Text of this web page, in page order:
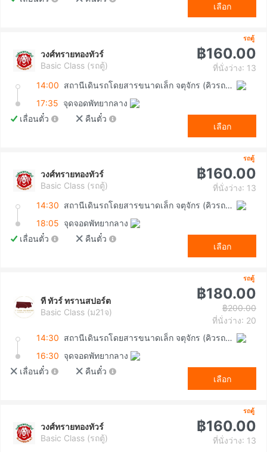
เลือก
รถตู้
วงศ์ทรายทองทัวร์
Basic Class (รถตู้)
฿160.00
ที่นั่งว่าง: 13
14:00
สถานีเดินรถโดยสารขนาดเล็ก จตุจักร (คิวรถตู้หมอชิต 2)
17:35 จุดจอดพัทยากลาง
เลื่อนตั๋ว
คืนตั๋ว
เลือก
รถตู้
วงศ์ทรายทองทัวร์
Basic Class (รถตู้)
฿160.00
ที่นั่งว่าง: 13
14:30
สถานีเดินรถโดยสารขนาดเล็ก จตุจักร (คิวรถตู้หมอชิต 2)
18:05 จุดจอดพัทยากลาง
เลื่อนตั๋ว
คืนตั๋ว
เลือก
รถตู้
ที ทัวร์ ทรานสปอร์ต
Basic Class (ม21จ)
฿180.00
฿200.00
ที่นั่งว่าง: 20
14:30
สถานีเดินรถโดยสารขนาดเล็ก จตุจักร (คิวรถตู้หมอชิต 2)
16:30 จุดจอดพัทยากลาง
เลื่อนตั๋ว
คืนตั๋ว
เลือก
รถตู้
วงศ์ทรายทองทัวร์
Basic Class (รถตู้)
฿160.00
ที่นั่งว่าง: 13